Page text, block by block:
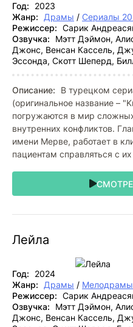
Год:
2023
Жанр:
Драмы / Сериалы
Режиссер: Сарик
Озвучка:
Мэтт Дэймон,
Джонс, Венсан Кассель,
Эссонда, Скотт Шеперд,
Описание:
В турецком
(оригинальное название –
погружаются в мир
внутренних конфликтов.
имени Мерве, работает в
пациентам справляться с их
Лейла
Год:
2024
Жанр:
Драмы / Мелодрамы
Режиссер: Сарик
Озвучка:
Мэтт Дэймон,
Джонс, Венсан Кассель,